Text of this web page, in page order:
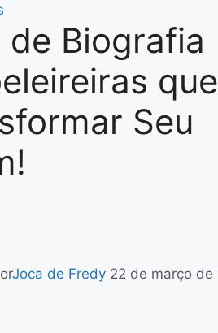
Biografia
que
Seu
Joca de Fredy 22 de março de